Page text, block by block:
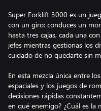
Super Forklift 3000 es un
con un giro: conduces un
hasta tres cajas, cada una
jefes mientras gestionas los
cuidado de no quedarte sin
En esta mezcla única entre
espaciales y los juegos de
decisiones rápidas
en qué enemigo? ¿Cuál es la